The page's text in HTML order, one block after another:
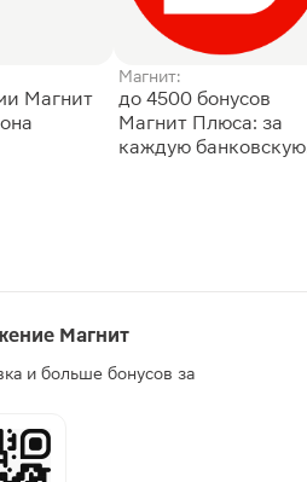
Магнит
Магнит:
до 4500 бонусов
Магнит Плюса: за
каждую банковскую
Магнит
и больше бонусов за